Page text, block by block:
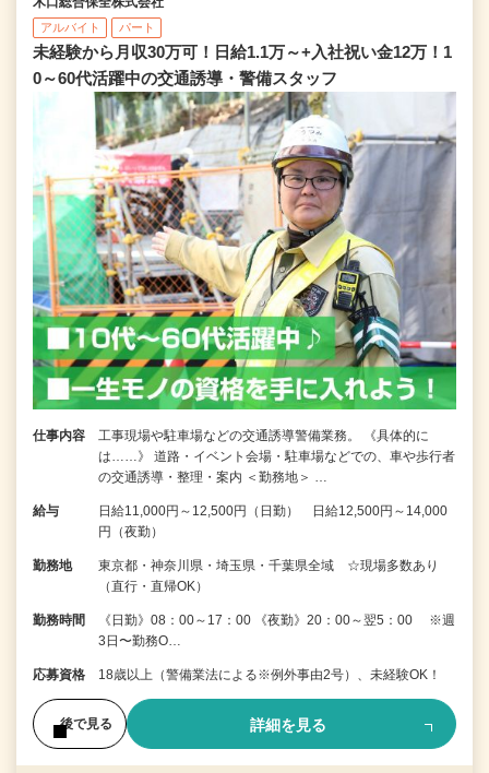
アルバイト パート
未経験から月収30万可！日給1.1万～+入社祝い金12万！1
0～60代活躍中の交通誘導・警備スタッフ
仕事内容
工事現場や駐車場などの交通誘導警備業務。 《具体的に
は……》 道路・イベント会場・駐車場などでの、車や歩行者
の交通誘導・整理・案内 ＜勤務地＞ …
給与
日給11,000円～12,500円（日勤） 日給12,500円～14,000
円（夜勤）
勤務地
東京都・神奈川県・埼玉県・千葉県全域 ☆現場多数あり
（直行・直帰OK）
勤務時間
《日勤》08：00～17：00 《夜勤》20：00～翌5：00 ※週
3日〜勤務O…
応募資格 18歳以上（警備業法による※例外事由2号）、未経験OK！
後で見る 詳細を見る